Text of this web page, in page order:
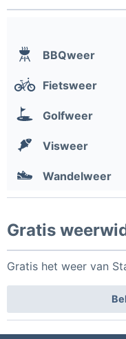
BBQweer
Fietsweer
Golfweer
Visweer
Wandelweer
Gratis
Gratis het weer van